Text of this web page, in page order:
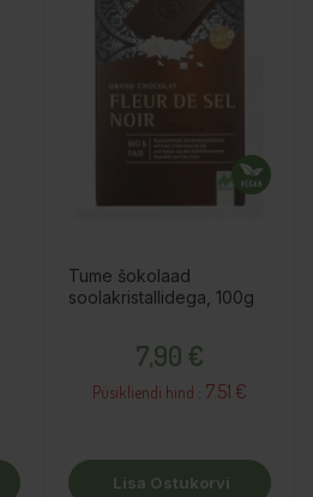
Tume šokolaad
soolakristallidega, 100g
7,90 €
Püsikliendi hind : 7.51 €
Lisa Ostukorvi